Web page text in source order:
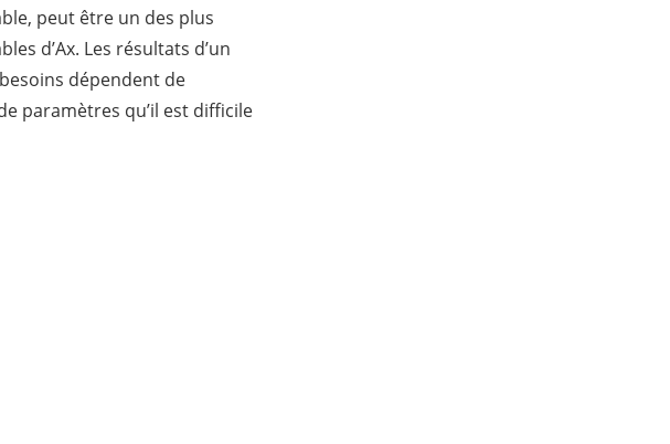
peut être un des plus
d’Ax. Les résultats d’un
dépendent de
paramètres qu’il est difficile